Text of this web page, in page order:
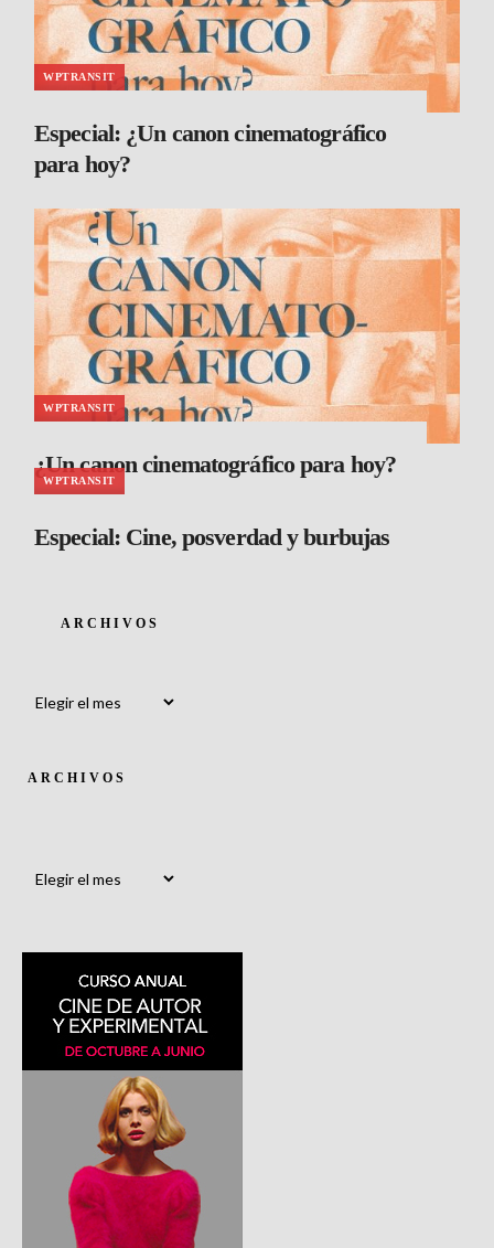
WPTRANSIT
Especial: ¿Un canon cinematográfico
para hoy?
WPTRANSIT
¿Un canon cinematográfico para hoy?
WPTRANSIT
Especial: Cine, posverdad y burbujas
ARCHIVOS
ARCHIVOS